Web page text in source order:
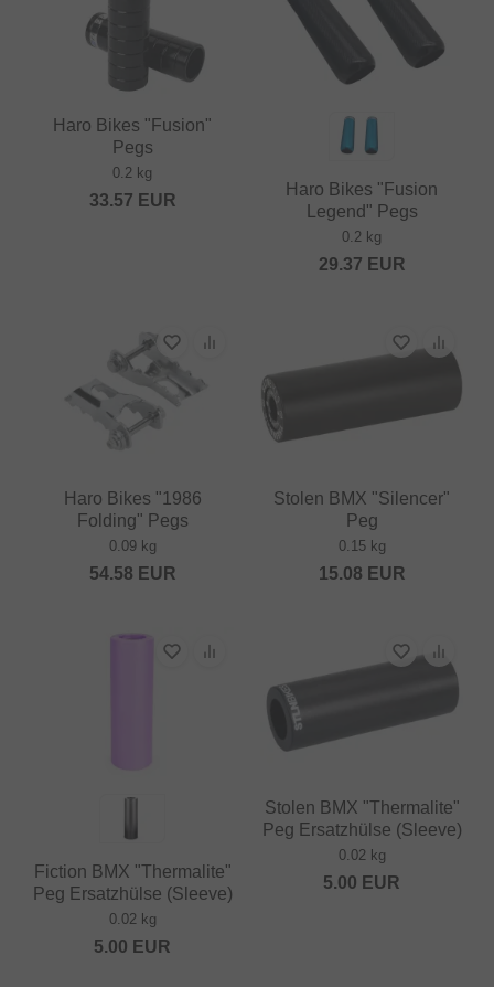
Haro Bikes "Fusion"
Pegs
0.2 kg
33.57 EUR
Haro Bikes "Fusion
Legend" Pegs
0.2 kg
29.37 EUR
Haro Bikes "1986
Folding" Pegs
0.09 kg
54.58 EUR
Stolen BMX "Silencer"
Peg
0.15 kg
15.08 EUR
Fiction BMX "Thermalite"
Peg Ersatzhülse (Sleeve)
0.02 kg
5.00 EUR
Stolen BMX "Thermalite"
Peg Ersatzhülse (Sleeve)
0.02 kg
5.00 EUR